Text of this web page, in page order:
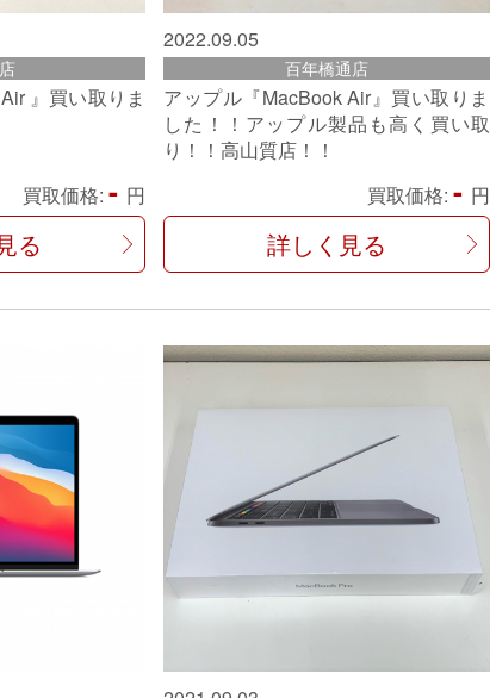
』買い取りま
買取価格:- 円
る
2022.09.05
百年橋通店
アップル『MacBook Air』買い取りま
した！！アップル製品も高く買い取
り！！高山質店！！
買取価格: - 円
詳しく見る